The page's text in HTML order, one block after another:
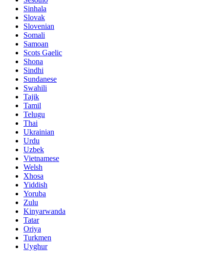
Sinhala
Slovak
Slovenian
Somali
Samoan
Scots Gaelic
Shona
Sindhi
Sundanese
Swahili
Tajik
Tamil
Telugu
Thai
Ukrainian
Urdu
Uzbek
Vietnamese
Welsh
Xhosa
Yiddish
Yoruba
Zulu
Kinyarwanda
Tatar
Oriya
Turkmen
Uyghur